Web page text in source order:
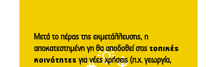
Μετά το πέρας της εκμετάλλευσης, η
αποκατεστημένη γη θα αποδοθεί στις τοπικές
κοινότητες για νέες χρήσεις (π.χ. γεωργία,